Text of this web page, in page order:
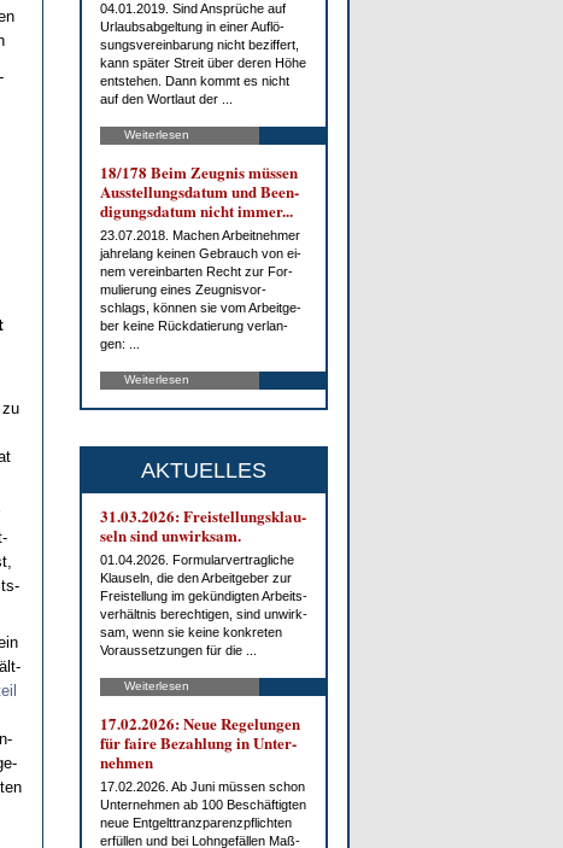
04.01.2019. Sind An­sprü­che auf
Ur­laubs­ab­gel­tung in ei­ner Auf­lö­
sungs­ver­ein­ba­rung nicht be­zif­fert,
kann spä­ter Streit über de­ren Hö­he
ent­ste­hen. Dann kommt es nicht
auf den Wort­laut der ...
Weiterlesen
18/178 Beim Zeug­nis müs­sen
Aus­stel­lungs­da­tum und Be­en­
di­gungs­da­tum nicht im­mer...
23.07.2018. Ma­chen Ar­beit­neh­mer
jah­re­lang kei­nen Ge­brauch von ei­
nem ver­ein­bar­ten Recht zur For­
mu­lie­rung ei­nes Zeug­nis­vor­
schlags, kön­nen sie vom Ar­beit­ge­
ber kei­ne Rück­da­tie­rung ver­lan­
gen: ...
Weiterlesen
AKTUELLES
31.03.2026: Frei­stel­lungs­klau­
seln sind un­wirk­sam.
01.04.2026. For­mu­lar­ver­trag­li­che
Klau­seln, die den Ar­beit­ge­ber zur
Frei­stel­lung im ge­kün­dig­ten Ar­beits­
ver­hält­nis be­rech­ti­gen, sind un­wirk­
sam, wenn sie kei­ne kon­kre­ten
Vor­aus­set­zun­gen für die ...
Weiterlesen
17.02.2026: Neue Re­ge­lun­gen
für fai­re Be­zah­lung in Un­ter­
neh­men
17.02.2026. Ab Ju­ni müs­sen schon
Un­ter­neh­men ab 100 Be­schäf­tig­ten
neue Ent­gelt­tranz­pa­renz­pflich­ten
er­fül­len und bei Lohn­ge­fäl­len Maß­